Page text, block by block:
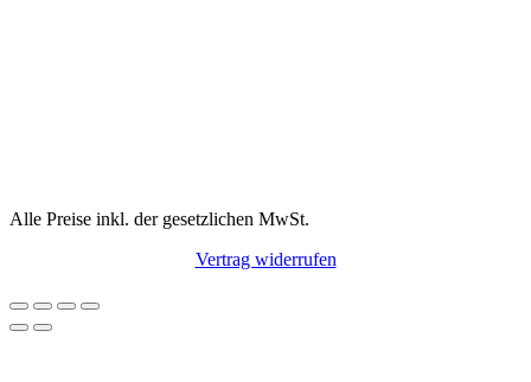
Alle Preise inkl. der gesetzlichen MwSt.
Vertrag widerrufen